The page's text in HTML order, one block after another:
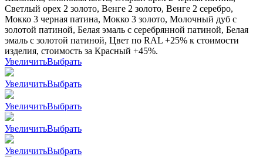
Светлый орех 2 золото, Венге 2 золото, Венге 2 серебро,
Мокко 3 черная патина, Мокко 3 золото, Молочный дуб с
золотой патиной, Белая эмаль с серебрянной патиной, Белая
эмаль с золотой патиной, Цвет по RAL +25% к стоимости
изделия, стоимость за Красный +45%.
УвеличитьВыбрать
УвеличитьВыбрать
УвеличитьВыбрать
УвеличитьВыбрать
УвеличитьВыбрать